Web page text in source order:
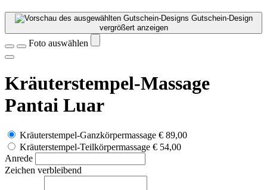
Gutschein-Design
vergrößert anzeigen
Foto auswählen
Kräuterstempel-Massage
Pantai Luar
Kräuterstempel-Ganzkörpermassage € 89,00
Kräuterstempel-Teilkörpermassage € 54,00
Anrede
Zeichen verbleibend